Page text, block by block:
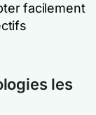
facilement
les